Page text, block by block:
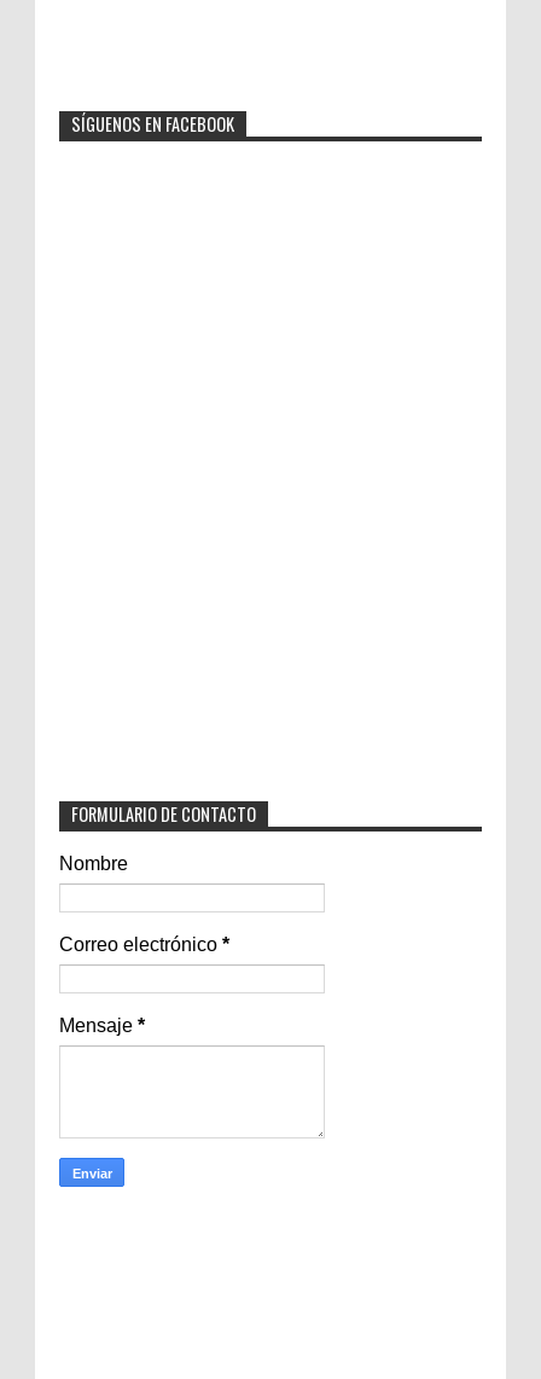
SÍGUENOS EN FACEBOOK
FORMULARIO DE CONTACTO
Nombre
Correo electrónico *
Mensaje *